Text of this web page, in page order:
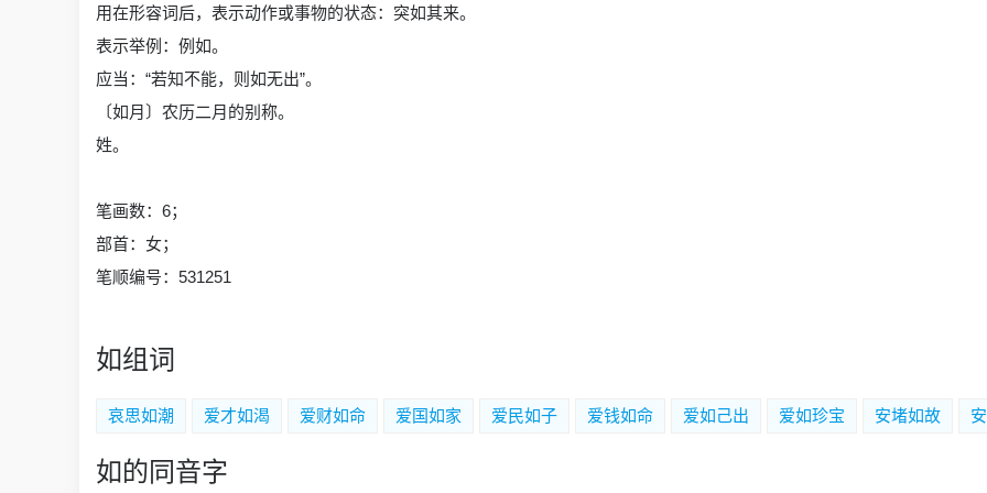
用在形容词后，表示动作或事物的状态：突如其来。
表示举例：例如。
应当：“若知不能，则如无出”。
〔如月〕农历二月的别称。
姓。
笔画数：6；
部首：女；
笔顺编号：531251
如组词
哀思如潮 爱才如渴 爱财如命 爱国如家 爱民如子 爱钱如命 爱如己出 爱如珍宝 安堵如故
如的同音字